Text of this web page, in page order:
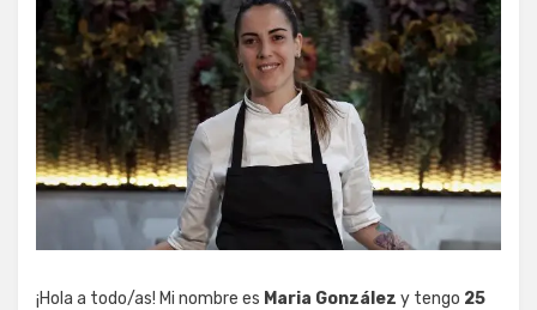
¡Hola a todo/as! Mi nombre es Maria González y tengo 25